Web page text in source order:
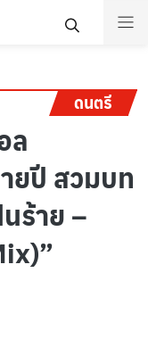
ดนตรี
ล
ยปี สวมบท
ร้าย –